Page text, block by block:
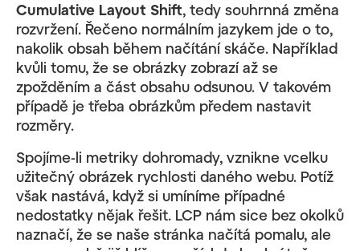
Cumulative Layout Shift, tedy souhrnná změna
rozvržení. Řečeno normálním jazykem jde o to,
nakolik obsah během načítání skáče. Například
kvůli tomu, že se obrázky zobrazí až se
zpožděním a část obsahu odsunou. V takovém
případě je třeba obrázkům předem nastavit
rozměry.
Spojíme-li metriky dohromady, vznikne vcelku
užitečný obrázek rychlosti daného webu. Potíž
však nastává, když si umíníme případné
nedostatky nějak řešit. LCP nám sice bez okolků
naznačí, že se naše stránka načítá pomalu, ale